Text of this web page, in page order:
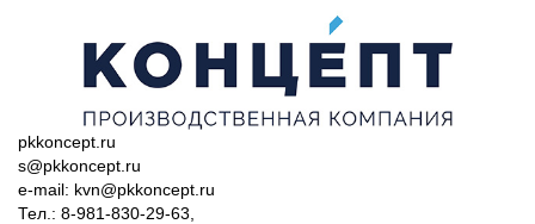
pkkoncept.ru
s@pkkoncept.ru
e-mail: kvn@pkkoncept.ru
Тел.: 8-981-830-29-63,